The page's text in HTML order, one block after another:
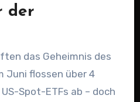
der
das Geheimnis des
Juni flossen über 4
Spot-ETFs ab – doch